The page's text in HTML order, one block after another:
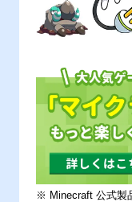
※ Minecraft 公式製